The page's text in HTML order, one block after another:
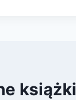
książki